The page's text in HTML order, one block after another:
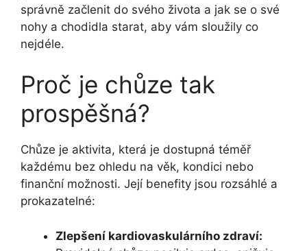
správně začlenit do svého života a jak se o své
nohy a chodidla starat, aby vám sloužily co
nejdéle.
Proč je chůze tak
prospěšná?
Chůze je aktivita, která je dostupná téměř
každému bez ohledu na věk, kondici nebo
finanční možnosti. Její benefity jsou rozsáhlé a
prokazatelné:
Zlepšení kardiovaskulárního zdraví: